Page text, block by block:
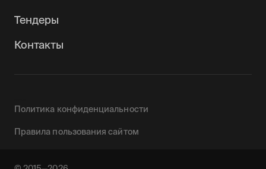
Тендеры
Контакты
Политика конфиденциальности
Правила пользования сайтом